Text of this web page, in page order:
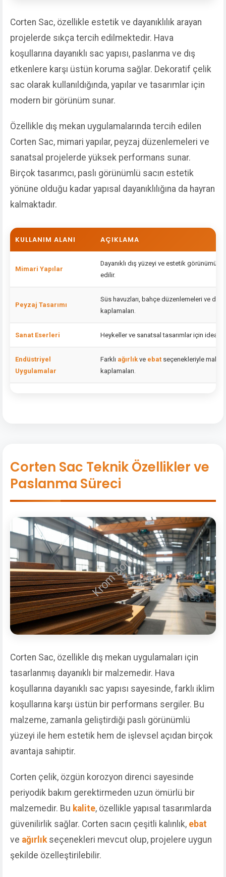
Corten Sac, özellikle estetik ve dayanıklılık arayan
projelerde sıkça tercih edilmektedir. Hava
koşullarına dayanıklı sac yapısı, paslanma ve dış
etkenlere karşı üstün koruma sağlar. Dekoratif çelik
sac olarak kullanıldığında, yapılar ve tasarımlar için
modern bir görünüm sunar.
Özellikle dış mekan uygulamalarında tercih edilen
Corten Sac, mimari yapılar, peyzaj düzenlemeleri ve
sanatsal projelerde yüksek performans sunar.
Birçok tasarımcı, paslı görünümlü sacın estetik
yönüne olduğu kadar yapısal dayanıklılığına da hayran
kalmaktadır.
KULLANIM ALANI AÇIKLAMA
Mimari Yapılar
Dayanıklı dış yüzeyi ve estetik görünümü
edilir.
Peyzaj Tasarımı
Süs havuzları, bahçe düzenlemeleri ve
kaplamaları.
Sanat Eserleri Heykeller ve sanatsal tasarımlar için ideal
Endüstriyel
Uygulamalar
Farklı ağırlık ve ebat seçenekleriyle
kaplamaları.
Corten Sac Teknik Özellikler ve
Paslanma Süreci
Corten Sac, özellikle dış mekan uygulamaları için
tasarlanmış dayanıklı bir malzemedir. Hava
koşullarına dayanıklı sac yapısı sayesinde, farklı iklim
koşullarına karşı üstün bir performans sergiler. Bu
malzeme, zamanla geliştirdiği paslı görünümlü
yüzeyi ile hem estetik hem de işlevsel açıdan birçok
avantaja sahiptir.
Corten çelik, özgün korozyon direnci sayesinde
periyodik bakım gerektirmeden uzun ömürlü bir
malzemedir. Bu kalite, özellikle yapısal tasarımlarda
güvenilirlik sağlar. Corten sacın çeşitli kalınlık, ebat
ve ağırlıkseçenekleri mevcut olup, projelere uygun
şekilde özelleştirilebilir.